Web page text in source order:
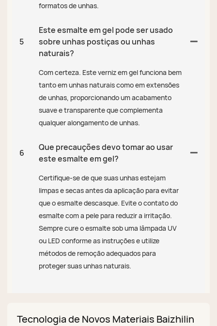
formatos de unhas.
5
Este esmalte em gel pode ser usado
sobre unhas postiças ou unhas
naturais?
Com certeza. Este verniz em gel funciona bem
tanto em unhas naturais como em extensões
de unhas, proporcionando um acabamento
suave e transparente que complementa
qualquer alongamento de unhas.
6
Que precauções devo tomar ao usar
este esmalte em gel?
Certifique-se de que suas unhas estejam
limpas e secas antes da aplicação para evitar
que o esmalte descasque. Evite o contato do
esmalte com a pele para reduzir a irritação.
Sempre cure o esmalte sob uma lâmpada UV
ou LED conforme as instruções e utilize
métodos de remoção adequados para
proteger suas unhas naturais.
Tecnologia de Novos Materiais Baizhilin